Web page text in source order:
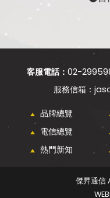
客服電話： 02-
品牌總覽
電信總覽
熱門新知
傑昇通信